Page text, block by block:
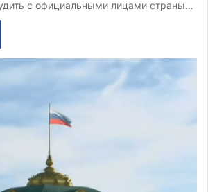
с официальными лицами страны…